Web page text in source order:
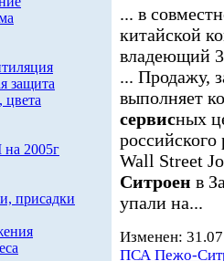
защита
цвета
2005г
присадки
... в
китайской
владеющий
... Продажу,
выполняет
сервисных
российского
Wall Street
Ситроен в
упали на...
Изменен:
ПСА Пежо-